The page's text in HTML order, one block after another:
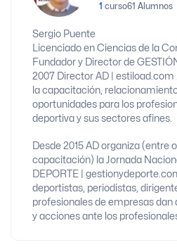
1 curso61 Alumnos
Sergio Puente
Licenciado en Ciencias de la
Fundador y Director de
2007 Director AD |
la capacitación,
oportunidades para los
deportiva y sus sectores afines.
Desde 2015 AD organiza (entre
capacitación) la Jornada
DEPORTE |
deportistas, periodistas,
profesionales de empresas dan
y acciones ante los